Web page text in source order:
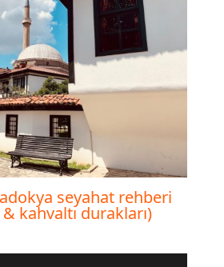
seyahat rehberi
kahvaltı durakları)